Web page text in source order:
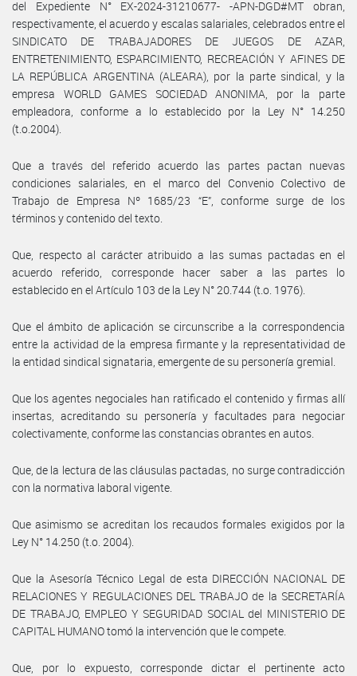
del Expediente N° EX­-2024-31210677- -APN-DGD#MT obran,
respectivamente, el acuerdo y escalas salariales, celebrados entre el
SINDICATO DE TRABAJADORES DE JUEGOS DE AZAR,
ENTRETENIMIENTO, ESPARCIMIENTO, RECREACIÓN Y AFINES DE
LA REPÚBLICA ARGENTINA (ALEARA), por la parte sindical, y la
empresa WORLD GAMES SOCIEDAD ANONIMA, por la parte
empleadora, conforme a lo establecido por la Ley N° 14.250
(t.o.2004).
Que a través del referido acuerdo las partes pactan nuevas
condiciones salariales, en el marco del Convenio Colectivo de
Trabajo de Empresa Nº 1685/23 “E”, conforme surge de los
términos y contenido del texto.
Que, respecto al carácter atribuido a las sumas pactadas en el
acuerdo referido, corresponde hacer saber a las partes lo
establecido en el Artículo 103 de la Ley N° 20.744 (t.o. 1976).
Que el ámbito de aplicación se circunscribe a la correspondencia
entre la actividad de la empresa firmante y la representatividad de
la entidad sindical signataria, emergente de su personería gremial.
Que los agentes negociales han ratificado el contenido y firmas allí
insertas, acreditando su personería y facultades para negociar
colectivamente, conforme las constancias obrantes en autos.
Que, de la lectura de las cláusulas pactadas, no surge contradicción
con la normativa laboral vigente.
Que asimismo se acreditan los recaudos formales exigidos por la
Ley N° 14.250 (t.o. 2004).
Que la Asesoría Técnico Legal de esta DIRECCIÓN NACIONAL DE
RELACIONES Y REGULACIONES DEL TRABAJO de la SECRETARÍA
DE TRABAJO, EMPLEO Y SEGURIDAD SOCIAL del MINISTERIO DE
CAPITAL HUMANO tomó la intervención que le compete.
Que, por lo expuesto, corresponde dictar el pertinente acto